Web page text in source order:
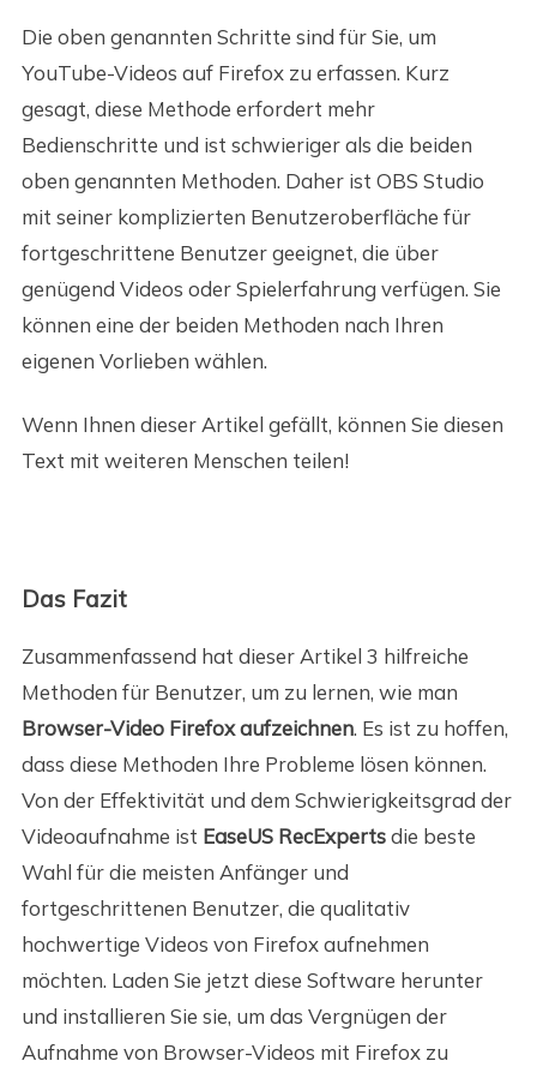
Die oben genannten Schritte sind für Sie, um
YouTube-Videos auf Firefox zu erfassen. Kurz
gesagt, diese Methode erfordert mehr
Bedienschritte und ist schwieriger als die beiden
oben genannten Methoden. Daher ist OBS Studio
mit seiner komplizierten Benutzeroberfläche für
fortgeschrittene Benutzer geeignet, die über
genügend Videos oder Spielerfahrung verfügen. Sie
können eine der beiden Methoden nach Ihren
eigenen Vorlieben wählen.
Wenn Ihnen dieser Artikel gefällt, können Sie diesen
Text mit weiteren Menschen teilen!
Das Fazit
Zusammenfassend hat dieser Artikel 3 hilfreiche
Methoden für Benutzer, um zu lernen, wie man
Browser-Video Firefox aufzeichnen. Es ist zu hoffen,
dass diese Methoden Ihre Probleme lösen können.
Von der Effektivität und dem Schwierigkeitsgrad der
Videoaufnahme ist EaseUS RecExpertsdie beste
Wahl für die meisten Anfänger und
fortgeschrittenen Benutzer, die qualitativ
hochwertige Videos von Firefox aufnehmen
möchten. Laden Sie jetzt diese Software herunter
und installieren Sie sie, um das Vergnügen der
Aufnahme von Browser-Videos mit Firefox zu